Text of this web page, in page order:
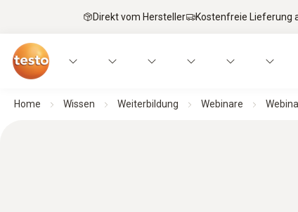
Direkt vom Hersteller Kostenfreie Lieferung
Home Wissen Weiterbildung Webinare